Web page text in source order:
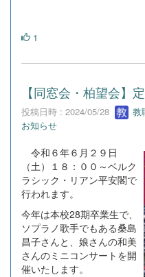
1
【同窓会・柏望会】
投稿日時 : 2024/05/28 教
お知らせ
令和６年６月２９日
（土）１８：００～ベルク
ラシック・リアン平安閣で
行われます。
今年は本校28期卒業生で、
ソプラノ歌手でもある桑島
昌子さんと、娘さんの和美
さんのミニコンサートを開
催いたします。